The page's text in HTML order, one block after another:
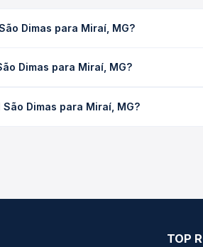
Dimas para Miraí, MG?
os horários disponíveis e vê a
Dimas para Miraí, MG?
os preços de todas as viações em
Dimas para Miraí, MG?
TOP